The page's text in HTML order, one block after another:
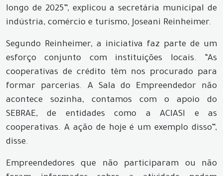
longo de 2025”, explicou a secretária municipal de
indústria, comércio e turismo, Joseani Reinheimer.
Segundo Reinheimer, a iniciativa faz parte de um
esforço conjunto com instituições locais. “As
cooperativas de crédito têm nos procurado para
formar parcerias. A Sala do Empreendedor não
acontece sozinha, contamos com o apoio do
SEBRAE, de entidades como a ACIASI e as
cooperativas. A ação de hoje é um exemplo disso”,
disse.
Empreendedores que não participaram ou não